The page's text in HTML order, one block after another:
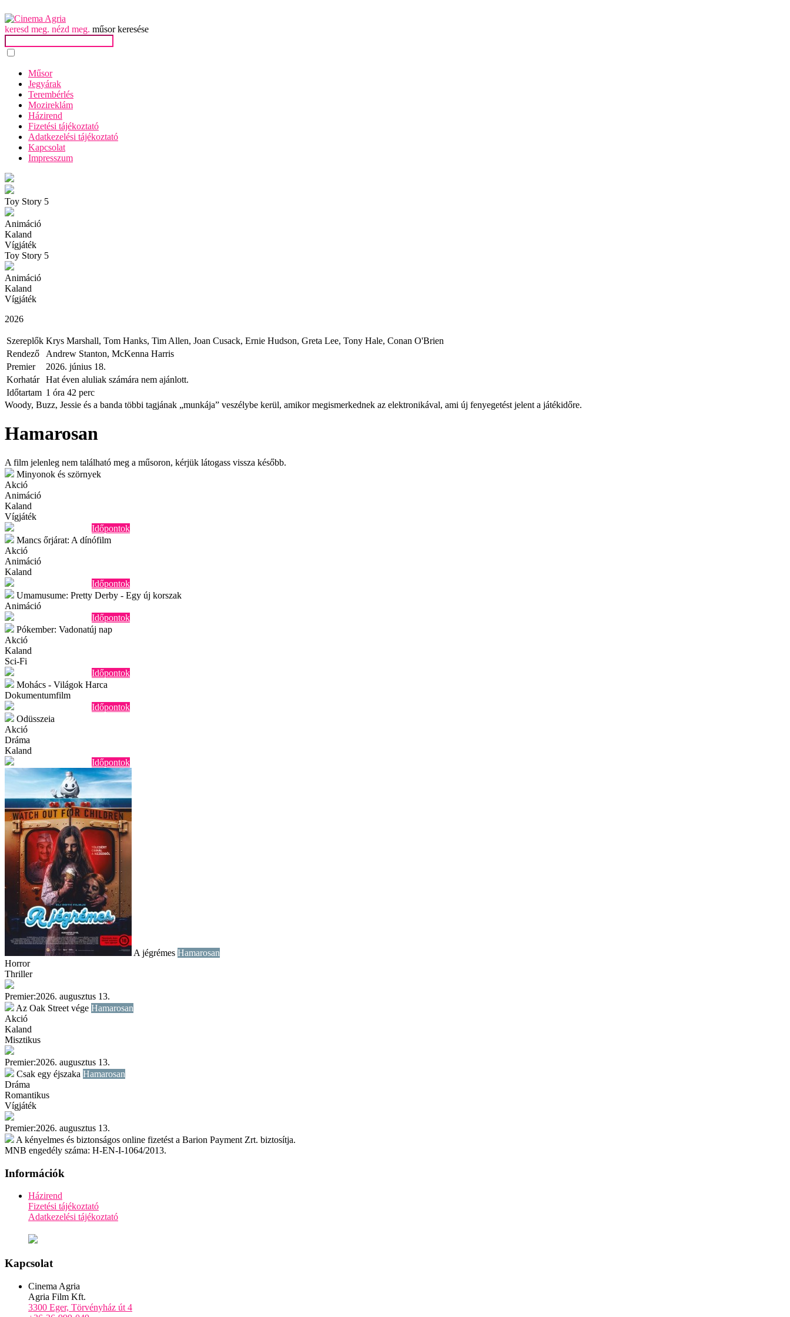
keresd meg. nézd meg. műsor keresése
Műsor
Jegyárak
Terembérlés
Mozireklám
Házirend
Fizetési tájékoztató
Adatkezelési tájékoztató
Kapcsolat
Impresszum
Toy Story 5
Animáció
Kaland
Vígjáték
Toy Story 5
Animáció
Kaland
Vígjáték
2026
Szereplők Krys Marshall, Tom Hanks, Tim Allen, Joan Cusack, Ernie Hudson, Greta Lee, Tony Hale, Conan O'Brien
Rendező
Andrew Stanton, McKenna Harris
Premier
2026. június 18.
Korhatár
Hat éven aluliak számára nem ajánlott.
Időtartam 1 óra 42 perc
Woody, Buzz, Jessie és a banda többi tagjának „munkája” veszélybe kerül, amikor megismerkednek az elektronikával, ami új fenyegetést jelent a játékidőre.
Hamarosan
A film jelenleg nem található meg a műsoron, kérjük látogass vissza később.
Minyonok és szörnyek
Akció
Animáció
Kaland
Vígjáték
Időpontok
Mancs őrjárat: A dínófilm
Akció
Animáció
Kaland
Időpontok
Umamusume: Pretty Derby - Egy új korszak
Animáció
Időpontok
Pókember: Vadonatúj nap
Akció
Kaland
Sci-Fi
Időpontok
Mohács - Világok Harca
Dokumentumfilm
Időpontok
Odüsszeia
Akció
Dráma
Kaland
Időpontok
A jégrémes Hamarosan
Horror
Thriller
Premier:2026. augusztus 13.
Az Oak Street vége Hamarosan
Akció
Kaland
Misztikus
Premier:2026. augusztus 13.
Csak egy éjszaka Hamarosan
Dráma
Romantikus
Vígjáték
Premier:2026. augusztus 13.
A kényelmes és biztonságos online fizetést a Barion Payment Zrt. biztosítja.
MNB engedély száma: H-EN-I-1064/2013.
Információk
Házirend
Fizetési tájékoztató
Adatkezelési tájékoztató
Kapcsolat
Cinema Agria
Agria Film Kft.
3300 Eger, Törvényház út 4